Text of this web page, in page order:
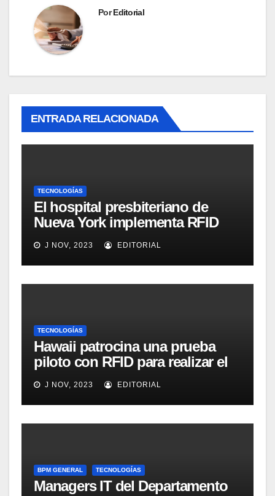
PorEditorial
ENTRADA RELACIONADA
TECNOLOGÍAS
El hospital presbiteriano de
Nueva York implementa RFID
para mejorar el proceso de
inventario de equipamiento
médico
J NOV, 2023 EDITORIAL
TECNOLOGÍAS
Hawaii patrocina una prueba
piloto con RFID para realizar el
seguimiento y control de
alimentos
J NOV, 2023 EDITORIAL
BPM GENERAL TECNOLOGÍAS
Managers IT del Departamento